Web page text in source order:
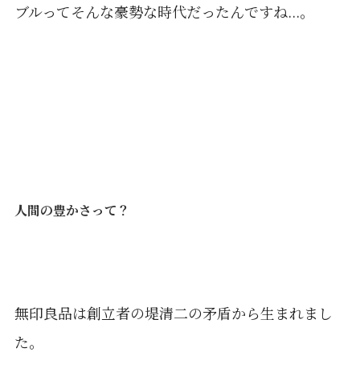
ブルってそんな豪勢な時代だったんですね...。
人間の豊かさって？
無印良品は創立者の堤清二の矛盾から生まれまし
た。